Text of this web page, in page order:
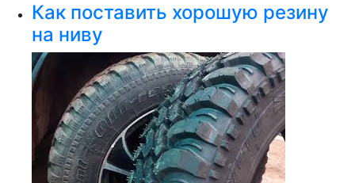
Как поставить хорошую резину
на ниву